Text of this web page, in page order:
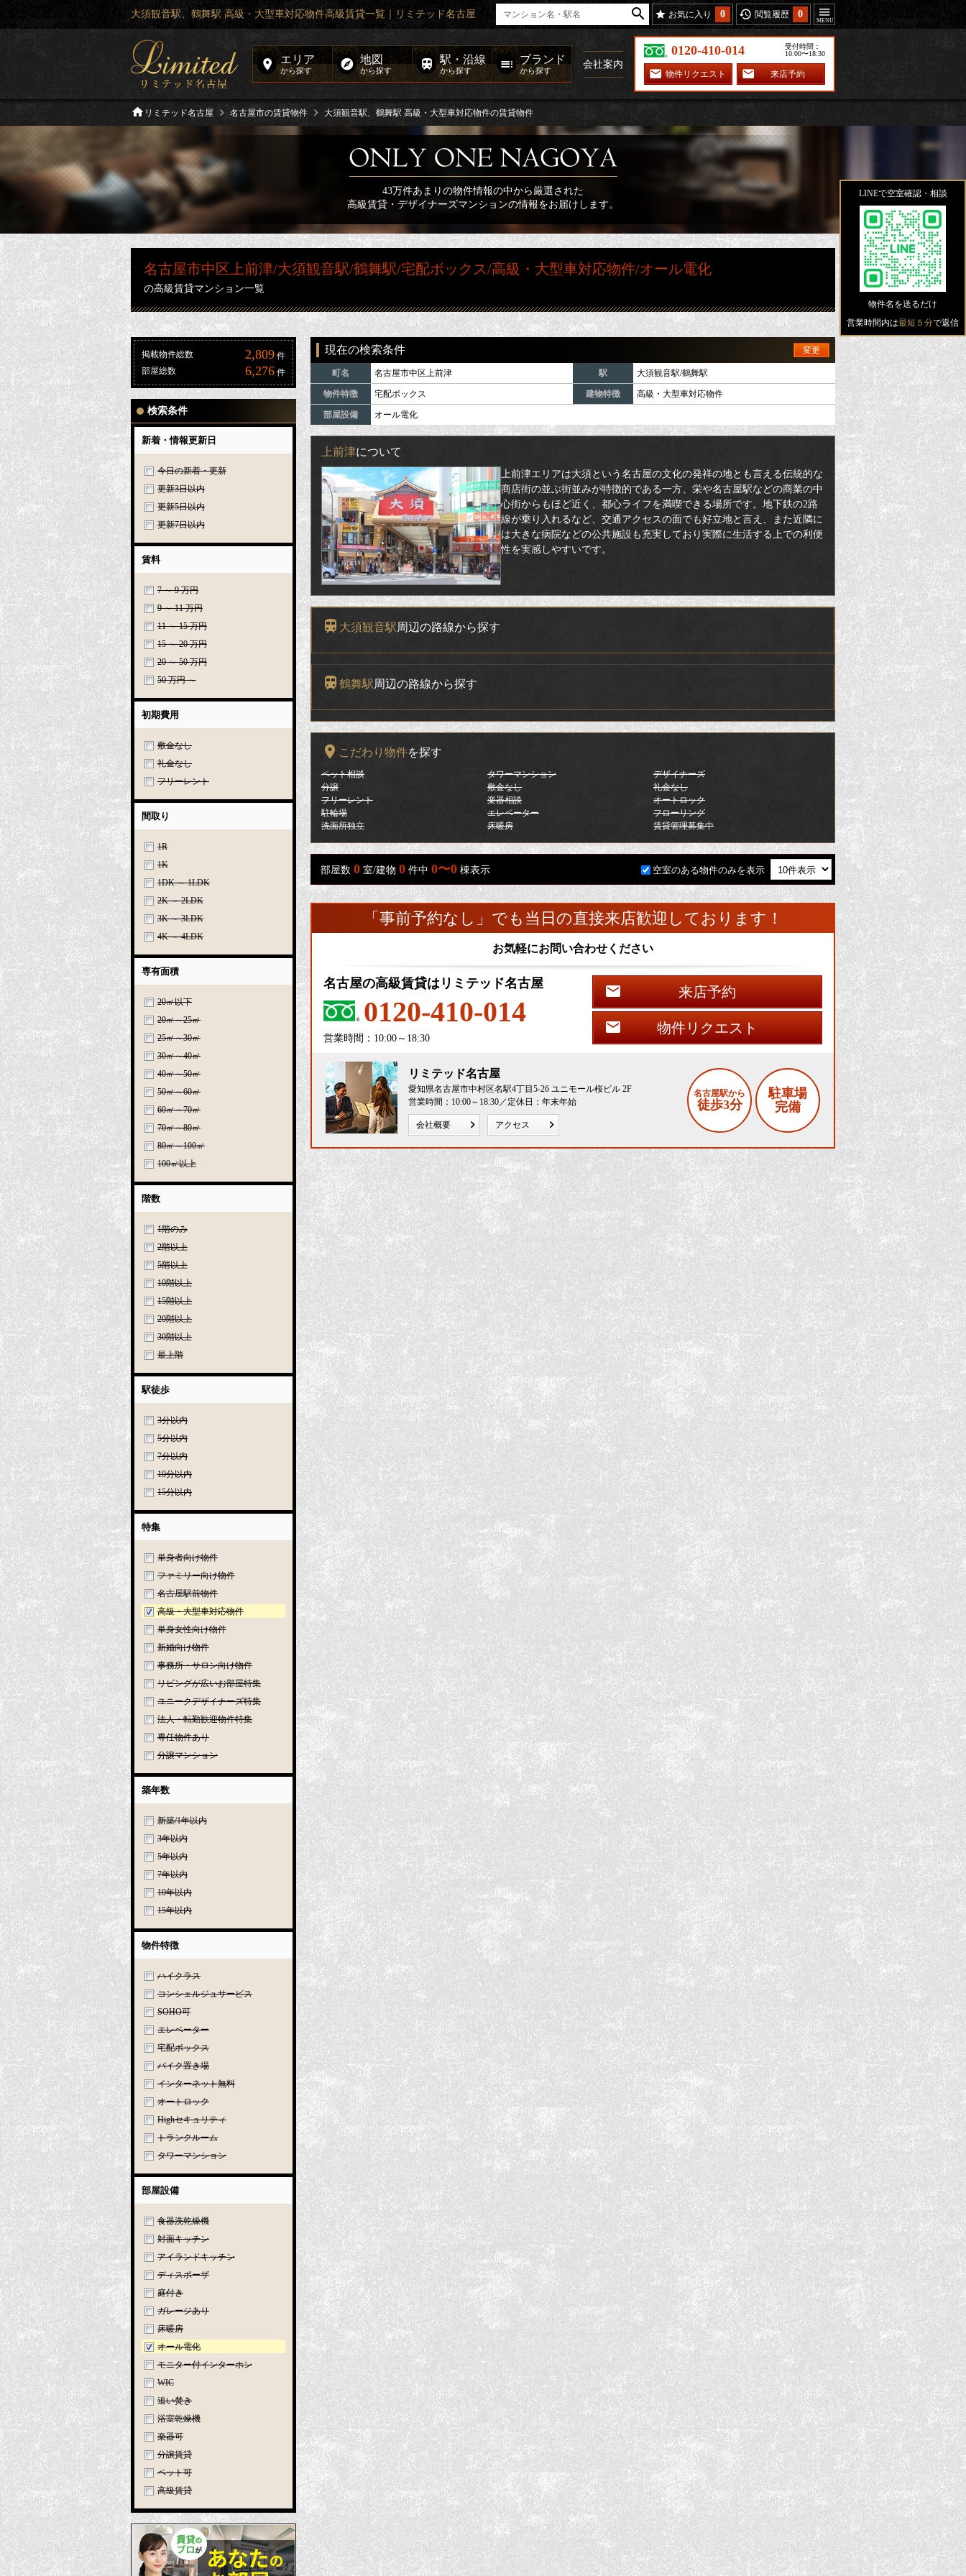
大須観音駅、鶴舞駅 高級・大型車対応物件高級賃貸一覧｜リミテッド名古屋 お気に入り 0 閲覧履歴 0
エリア
から探す
地図
から探す
駅・沿線
から探す
ブランド
から探す
会社案内
0120-410-014
受付時間：
10:00〜18:30
物件リクエスト 来店予約
リミテッド名古屋 名古屋市の賃貸物件 大須観音駅、鶴舞駅 高級・大型車対応物件の賃貸物件
43万件あまりの物件情報の中から厳選された
高級賃貸・デザイナーズマンションの情報をお届けします。
名古屋市中区上前津/大須観音駅/鶴舞駅/宅配ボックス/高級・大型車対応物件/オール電化
の高級賃貸マンション一覧
掲載物件総数 2,809 件
部屋総数
6,276 件
検索条件
新着・情報更新日
今日の新着・更新
更新3日以内
更新5日以内
更新7日以内
賃料
7 ～ 9 万円
9 ～ 11 万円
11 ～ 15 万円
15 ～ 20 万円
20 ～ 50 万円
50 万円 ～
初期費用
敷金なし
礼金なし
フリーレント
間取り
1R
1K
1DK ～ 1LDK
2K ～ 2LDK
3K ～ 3LDK
4K ～ 4LDK
専有面積
20㎡以下
20㎡～25㎡
25㎡～30㎡
30㎡～40㎡
40㎡～50㎡
50㎡～60㎡
60㎡～70㎡
70㎡～80㎡
80㎡～100㎡
100㎡以上
階数
1階のみ
2階以上
5階以上
10階以上
15階以上
20階以上
30階以上
最上階
駅徒歩
3分以内
5分以内
7分以内
10分以内
15分以内
特集
単身者向け物件
ファミリー向け物件
名古屋駅前物件
高級・大型車対応物件
単身女性向け物件
新婚向け物件
事務所・サロン向け物件
リビングが広いお部屋特集
ユニークデザイナーズ特集
法人・転勤歓迎物件特集
専任物件あり
分譲マンション
築年数
新築/1年以内
3年以内
5年以内
7年以内
10年以内
15年以内
物件特徴
ハイクラス
コンシェルジュサービス
SOHO可
エレベーター
宅配ボックス
バイク置き場
インターネット無料
オートロック
Highセキュリティ
トランクルーム
タワーマンション
部屋設備
食器洗乾燥機
対面キッチン
アイランドキッチン
ディスポーザ
庭付き
ガレージあり
床暖房
オール電化
モニター付インターホン
WIC
追い焚き
浴室乾燥機
楽器可
分譲賃貸
ペット可
高級賃貸
現在の検索条件 変更
町名 名古屋市中区上前津 駅 大須観音駅/鶴舞駅
物件特徴 宅配ボックス 建物特徴 高級・大型車対応物件
部屋設備 オール電化
上前津について
上前津エリアは大須という名古屋の文化の発祥の地とも言える伝統的な
商店街の並ぶ街並みが特徴的である一方、栄や名古屋駅などの商業の中
心街からもほど近く、都心ライフを満喫できる場所です。地下鉄の2路
線が乗り入れるなど、交通アクセスの面でも好立地と言え、また近隣に
は大きな病院などの公共施設も充実しており実際に生活する上での利便
性を実感しやすいです。
大須観音駅周辺の路線から探す
鶴舞駅周辺の路線から探す
こだわり物件を探す
ペット相談 タワーマンション
デザイナーズ
分譲
敷金なし
礼金なし
フリーレント
楽器相談
オートロック
駐輪場
エレベーター
フローリング
洗面所独立
床暖房 賃貸管理募集中
部屋数 0 室/建物 0 件中 0〜0 棟表示 空室のある物件のみを表示
「事前予約なし」でも当日の直接来店歓迎しております！
お気軽にお問い合わせください
名古屋の高級賃貸はリミテッド名古屋
0120-410-014
営業時間：10:00～18:30
来店予約
物件リクエスト
リミテッド名古屋
愛知県名古屋市中村区名駅4丁目5-26 ユニモール桜ビル 2F
営業時間：10:00～18:30／定休日：年末年始
会社概要 アクセス
名古屋駅から
徒歩3分
駐車場
完備
LINEで空室確認・相談
物件名を送るだけ
営業時間内は最短５分で返信